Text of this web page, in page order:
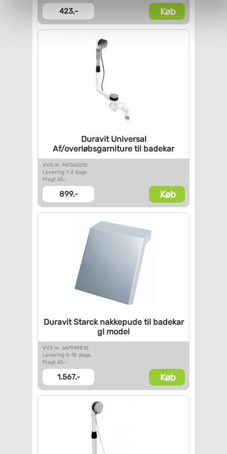
personoplysninger, ved at klikke
423,- Køb
Duravit Universal
Af/overløbsgarniture til badekar
VVS nr. 747365510
Levering 1-2 dage
Fragt 65,-
899,- Køb
Duravit Starck nakkepude tilbadekar
gl model
VVS nr. 667949810
Levering 5-10 dage
Fragt 65,-
1.567,- Køb